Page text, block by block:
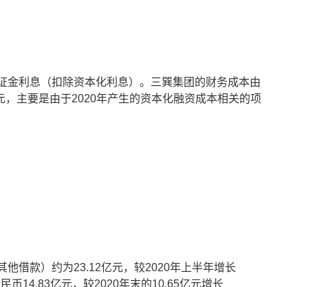
利息（扣除资本化利息）。三巽集团的财务成本由
主要是由于2020年产生的资本化融资成本相关的项
借款）约为23.12亿元，较2020年上半年增长
币14.83亿元，较2020年末的10.65亿元增长